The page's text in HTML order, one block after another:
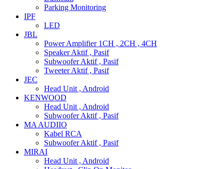
Parking Monitoring
IPF
LED
JBL
Power Amplifier 1CH , 2CH , 4CH
Speaker Aktif , Pasif
Subwoofer Aktif , Pasif
Tweeter Aktif , Pasif
JEC
Head Unit , Android
KENWOOD
Head Unit , Android
Subwoofer Aktif , Pasif
MA AUDIIO
Kabel RCA
Subwoofer Aktif , Pasif
MIRAI
Head Unit , Android